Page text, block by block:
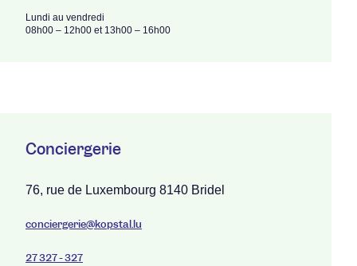
Lundi au vendredi
08h00 – 12h00 et 13h00 – 16h00
Conciergerie
76, rue de Luxembourg 8140 Bridel
conciergerie@kopstal.lu
27 327 - 327